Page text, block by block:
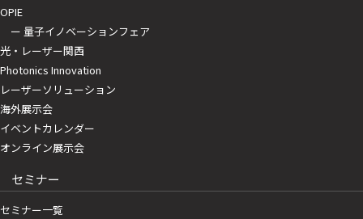
OPIE
ー 量子イノベーションフェア
光・レーザー関西
Photonics Innovation
レーザーソリューション
海外展示会
イベントカレンダー
オンライン展示会
セミナー
セミナー一覧